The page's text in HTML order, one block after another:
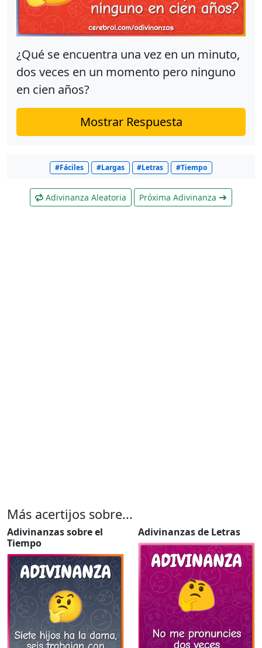
¿Qué se encuentra una vez en un minuto,
dos veces en un momento pero ninguno
en cien años?
Mostrar Respuesta
#Fáciles #Largas #Letras #Tiempo
Adivinanza Aleatoria Próxima Adivinanza
Más acertijos sobre...
Adivinanzas sobre el
Tiempo
Adivinanzas de Letras